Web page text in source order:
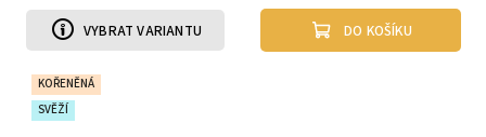
VYBRAT VARIANTU DO KOŠÍKU
KOŘENĚNÁ
SVĚŽÍ